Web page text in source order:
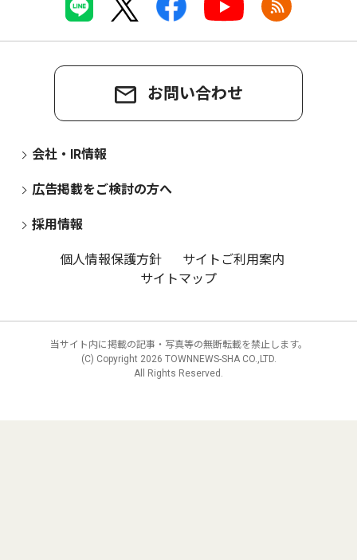
お問い合わせ
会社・IR情報
広告掲載をご検討の方へ
採用情報
個人情報保護方針
サイトご利用案内
サイトマップ
当サイト内に掲載の記事・写真等の無断転載を禁止します。
(C) Copyright 2026 TOWNNEWS-SHA CO.,LTD.
All Rights Reserved.